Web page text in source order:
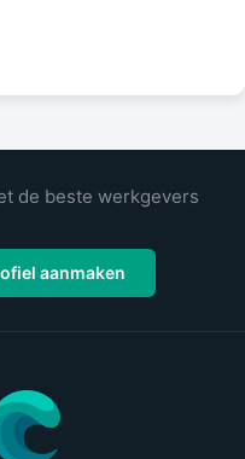
de beste werkgevers
aanmaken